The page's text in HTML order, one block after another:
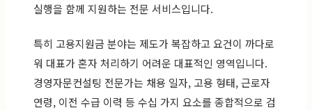
실행을 함께 지원하는 전문 서비스입니다.
특히 고용지원금 분야는 제도가 복잡하고 요건이 까다로
워 대표가 혼자 처리하기 어려운 대표적인 영역입니다.
경영자문컨설팅 전문가는 채용 일자, 고용 형태, 근로자
연령, 이전 수급 이력 등 수십 가지 요소를 종합적으로 검